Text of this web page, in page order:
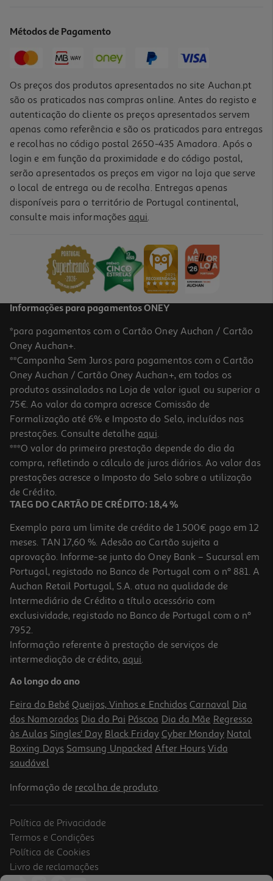
Coloração Herbatint Louro N7 150ml
12,99 €
Coloração Herbatint Castanho Escuro N3 150ml
86.6 €/Lt
12,99 €
Coloração Herbatint Castanho Claro N5 150ml
76.41 €/Lt
12,99 €
Métodos de Pagamento
Os preços dos produtos apresentados no site Auchan.pt
são os praticados nas compras online. Antes do registo e
autenticação do cliente os preços apresentados servem
apenas como referência e são os praticados para entregas
e recolhas no código postal 2650-435 Amadora. Após o
login e em função da proximidade e do código postal,
serão apresentados os preços em vigor na loja que serve
o local de entrega ou de recolha. Entregas apenas
disponíveis para o território de Portugal continental,
consulte mais informações aqui.
Informações para pagamentos ONEY
*para pagamentos com o Cartão Oney Auchan / Cartão
Oney Auchan+.
**Campanha Sem Juros para pagamentos com o Cartão
Oney Auchan / Cartão Oney Auchan+, em todos os
produtos assinalados na Loja de valor igual ou superior a
75€. Ao valor da compra acresce Comissão de
Formalização até 6% e Imposto do Selo, incluídos nas
prestações. Consulte detalhe aqui.
***O valor da primeira prestação depende do dia da
compra, refletindo o cálculo de juros diários. Ao valor das
prestações acresce o Imposto do Selo sobre a utilização
de Crédito.
TAEG DO CARTÃO DE CRÉDITO: 18,4 %
Exemplo para um limite de crédito de 1.500€ pago em 12
meses. TAN 17,60 %. Adesão ao Cartão sujeita a
aprovação. Informe-se junto do Oney Bank – Sucursal em
Portugal, registado no Banco de Portugal com o nº 881. A
Auchan Retail Portugal, S.A. atua na qualidade de
Intermediário de Crédito a título acessório com
exclusividade, registado no Banco de Portugal com o nº
7952.
Informação referente à prestação de serviços de
intermediação de crédito, aqui.
Ao longo do ano
Feira do Bebé Queijos, Vinhos e Enchidos Carnaval Dia
dos Namorados Dia do Pai Páscoa Dia da Mãe Regresso
às Aulas Singles' Day Black Friday Cyber Monday Natal
Boxing Days Samsung Unpacked After Hours Vida
saudável
Informação de recolha de produto.
Política de Privacidade
Termos e Condições
Política de Cookies
Livro de reclamações